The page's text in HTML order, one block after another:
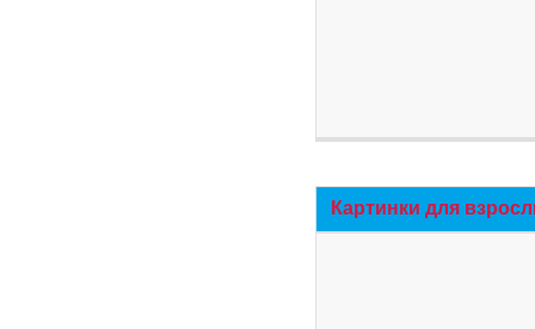
Картинки для